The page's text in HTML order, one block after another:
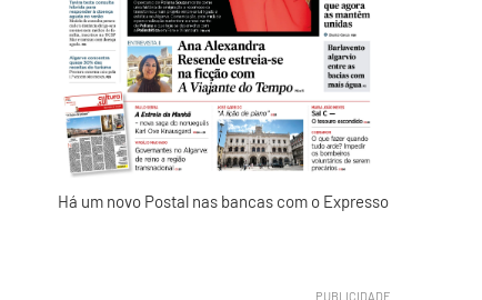
Há um novo Postal nas bancas com o Expresso